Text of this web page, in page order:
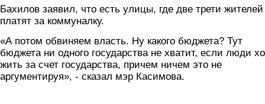
Бахилов заявил, что есть улицы, где две трети
платят за коммуналку.
«А потом обвиняем власть. Ну какого бюджета? Тут
бюджета ни одного государства не хватит, если люди
жить за счет государства, причем ничем это не
аргументируя», - сказал мэр Касимова.